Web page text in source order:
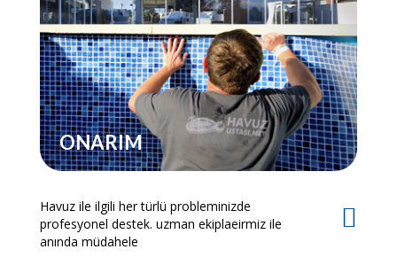
ONARIM
Havuz ile ilgili her türlü probleminizde
profesyonel destek. uzman ekiplaeirmiz ile
anında müdahele